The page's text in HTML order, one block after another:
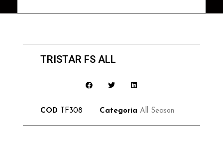
TRISTAR FS ALL
COD TF308 Categoria All Season